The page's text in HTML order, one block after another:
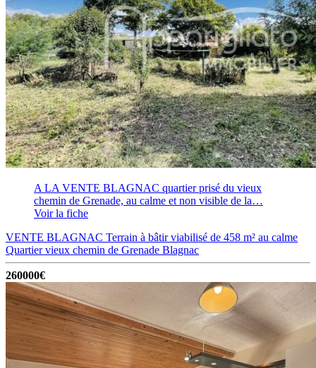
A LA VENTE BLAGNAC quartier prisé du vieux
chemin de Grenade, au calme et non visible de la…
Voir la fiche
VENTE BLAGNAC Terrain à bâtir viabilisé de 458 m² au calme
Quartier vieux chemin de Grenade Blagnac
260000€